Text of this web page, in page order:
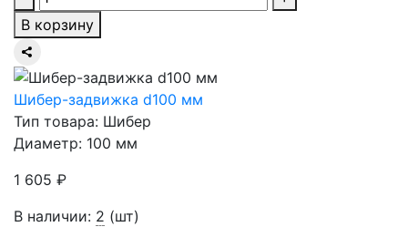
В корзину
Шибер-задвижка d100 мм
Тип товара: Шибер
Диаметр: 100 мм
1 605 ₽
В наличии: 2 (шт)